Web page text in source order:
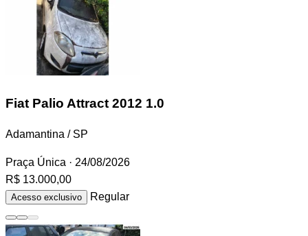
Fiat Palio Attract 2012 1.0
Adamantina / SP
Praça Única · 24/08/2026
R$ 13.000,00
Acesso exclusivo Regular